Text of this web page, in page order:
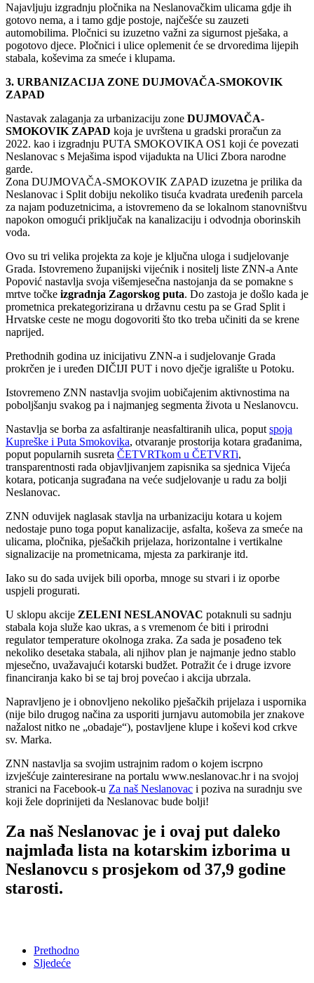
Najavljuju izgradnju pločnika na Neslanovačkim ulicama gdje ih
gotovo nema, a i tamo gdje postoje, najčešće su zauzeti
automobilima. Pločnici su izuzetno važni za sigurnost pješaka, a
pogotovo djece. Pločnici i ulice oplemenit će se drvoredima lijepih
stabala, koševima za smeće i klupama.
3. URBANIZACIJA ZONE DUJMOVAČA-SMOKOVIK
ZAPAD
Nastavak zalaganja za urbanizaciju zone DUJMOVAČA-
SMOKOVIK ZAPAD koja je uvrštena u gradski proračun za
2022. kao i izgradnju PUTA SMOKOVIKA OS1 koji će povezati
Neslanovac s Mejašima ispod vijadukta na Ulici Zbora narodne
garde.
Zona DUJMOVAČA-SMOKOVIK ZAPAD izuzetna je prilika da
Neslanovac i Split dobiju nekoliko tisuća kvadrata uređenih parcela
za najam poduzetnicima, a istovremeno da se lokalnom stanovništvu
napokon omogući priključak na kanalizaciju i odvodnja oborinskih
voda.
Ovo su tri velika projekta za koje je ključna uloga i sudjelovanje
Grada. Istovremeno županijski vijećnik i nositelj liste ZNN-a Ante
Popović nastavlja svoja višemjesečna nastojanja da se pomakne s
mrtve točke izgradnja Zagorskog puta. Do zastoja je došlo kada je
prometnica prekategorizirana u državnu cestu pa se Grad Split i
Hrvatske ceste ne mogu dogovoriti što tko treba učiniti da se krene
naprijed.
Prethodnih godina uz inicijativu ZNN-a i sudjelovanje Grada
prokrčen je i uređen DIČIJI PUT i novo dječje igralište u Potoku.
Istovremeno ZNN nastavlja svojim uobičajenim aktivnostima na
poboljšanju svakog pa i najmanjeg segmenta života u Neslanovcu.
Nastavlja se borba za asfaltiranje neasfaltiranih ulica, poput spoja
Kupreške i Puta Smokovika, otvaranje prostorija kotara građanima,
poput popularnih susreta ČETVRTkom u ČETVRTi,
transparentnosti rada objavljivanjem zapisnika sa sjednica Vijeća
kotara, poticanja sugrađana na veće sudjelovanje u radu za bolji
Neslanovac.
ZNN oduvijek naglasak stavlja na urbanizaciju kotara u kojem
nedostaje puno toga poput kanalizacije, asfalta, koševa za smeće na
ulicama, pločnika, pješačkih prijelaza, horizontalne i vertikalne
signalizacije na prometnicama, mjesta za parkiranje itd.
Iako su do sada uvijek bili oporba, mnoge su stvari i iz oporbe
uspjeli progurati.
U sklopu akcije ZELENI NESLANOVAC potaknuli su sadnju
stabala koja služe kao ukras, a s vremenom će biti i prirodni
regulator temperature okolnoga zraka. Za sada je posađeno tek
nekoliko desetaka stabala, ali njihov plan je najmanje jedno stablo
mjesečno, uvažavajući kotarski budžet. Potražit će i druge izvore
financiranja kako bi se taj broj povećao i akcija ubrzala.
Napravljeno je i obnovljeno nekoliko pješačkih prijelaza i uspornika
(nije bilo drugog načina za usporiti jurnjavu automobila jer znakove
nažalost nitko ne „obadaje“), postavljene klupe i koševi kod crkve
sv. Marka.
ZNN nastavlja sa svojim ustrajnim radom o kojem iscrpno
izvješćuje zainteresirane na portalu www.neslanovac.hr i na svojoj
stranici na Facebook-u Za naš Neslanovac i poziva na suradnju sve
koji žele doprinijeti da Neslanovac bude bolji!
Za naš Neslanovac je i ovaj put daleko
najmlađa lista na kotarskim izborima u
Neslanovcu s prosjekom od 37,9 godine
starosti.
Prethodno
Sljedeće